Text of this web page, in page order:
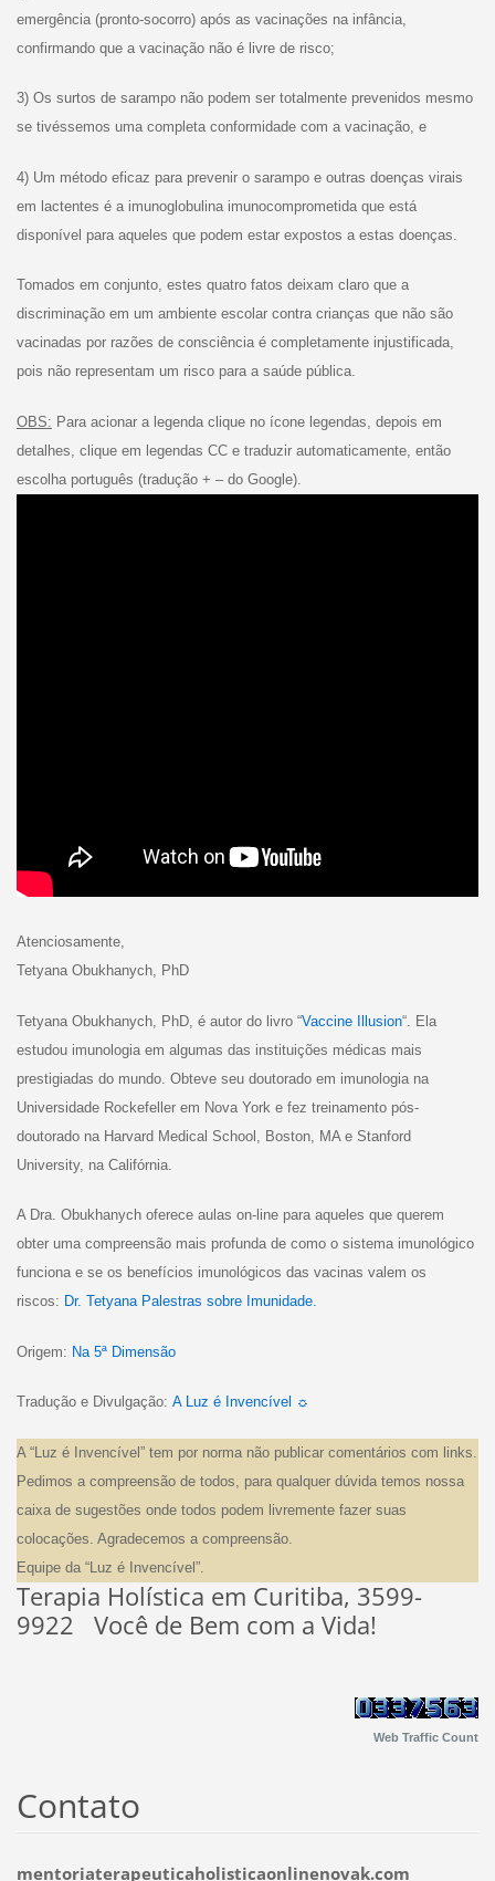
emergência (pronto-socorro) após as vacinações na infância,
confirmando que a vacinação não é livre de risco;
3) Os surtos de sarampo não podem ser totalmente prevenidos mesmo
se tivéssemos uma completa conformidade com a vacinação, e
4) Um método eficaz para prevenir o sarampo e outras doenças virais
em lactentes é a imunoglobulina imunocomprometida que está
disponível para aqueles que podem estar expostos a estas doenças.
Tomados em conjunto, estes quatro fatos deixam claro que a
discriminação em um ambiente escolar contra crianças que não são
vacinadas por razões de consciência é completamente injustificada,
pois não representam um risco para a saúde pública.
OBS: Para acionar a legenda clique no ícone legendas, depois em
detalhes, clique em legendas CC e traduzir automaticamente, então
escolha português (tradução + – do Google).
Atenciosamente,
Tetyana Obukhanych, PhD
Tetyana Obukhanych, PhD, é autor do livro “Vaccine Illusion“. Ela
estudou imunologia em algumas das instituições médicas mais
prestigiadas do mundo. Obteve seu doutorado em imunologia na
Universidade Rockefeller em Nova York e fez treinamento pós-
doutorado na Harvard Medical School, Boston, MA e Stanford
University, na Califórnia.
A Dra. Obukhanych oferece aulas on-line para aqueles que querem
obter uma compreensão mais profunda de como o sistema imunológico
funciona e se os benefícios imunológicos das vacinas valem os
riscos: Dr. Tetyana Palestras sobre Imunidade.
Origem: Na 5ª Dimensão
Tradução e Divulgação: A Luz é Invencível ☼
A “Luz é Invencível” tem por norma não publicar comentários com links.
Pedimos a compreensão de todos, para qualquer dúvida temos nossa
caixa de sugestões onde todos podem livremente fazer suas
colocações. Agradecemos a compreensão.
Equipe da “Luz é Invencível”.
Terapia Holística em Curitiba, 3599-
9922 Você de Bem com a Vida!
Web Traffic Count
Contato
mentoriaterapeuticaholisticaonlinenovak.com